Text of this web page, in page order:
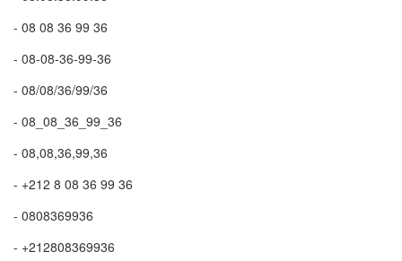
- 08 08 36 99 36
- 08-08-36-99-36
- 08/08/36/99/36
- 08_08_36_99_36
- 08,08,36,99,36
- +212 8 08 36 99 36
- 0808369936
- +212808369936